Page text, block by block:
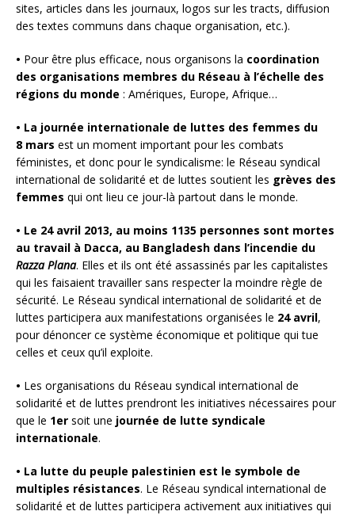
sites, articles dans les journaux, logos sur les tracts, diffusion
des textes communs dans chaque organisation, etc.).
• Pour être plus efficace, nous organisons la coordination
des organisations membres du Réseau à l’échelle des
régions du monde : Amériques, Europe, Afrique…
• La journée internationale de luttes des femmes du
8 mars est un moment important pour les combats
féministes, et donc pour le syndicalisme: le Réseau syndical
international de solidarité et de luttes soutient les grèves des
femmes qui ont lieu ce jour-là partout dans le monde.
• Le 24 avril 2013, au moins 1135 personnes sont mortes
au travail à Dacca, au Bangladesh dans l’incendie du
Razza Plana. Elles et ils ont été assassinés par les capitalistes
qui les faisaient travailler sans respecter la moindre règle de
sécurité. Le Réseau syndical international de solidarité et de
luttes participera aux manifestations organisées le 24 avril,
pour dénoncer ce système économique et politique qui tue
celles et ceux qu’il exploite.
• Les organisations du Réseau syndical international de
solidarité et de luttes prendront les initiatives nécessaires pour
que le 1er soit une journée de lutte syndicale
internationale.
• La lutte du peuple palestinien est le symbole de
multiples résistances. Le Réseau syndical international de
solidarité et de luttes participera activement aux initiatives qui